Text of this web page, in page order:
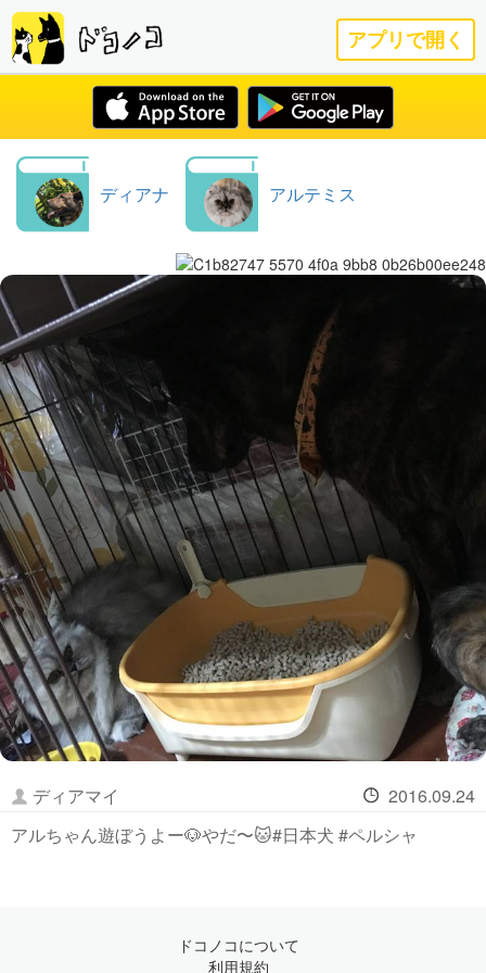
アプリで開く
ディアナ アルテミス
ディアマイ
2016.09.24
アルちゃん遊ぼうよー🐶やだ〜🐱#日本犬 #ペルシャ
ドコノコについて
利用規約